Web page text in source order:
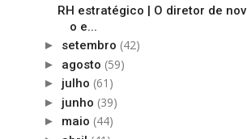
RH estratégico | O diretor de
o e...
► setembro (42)
► agosto (59)
► julho (61)
► junho (39)
► maio (44)